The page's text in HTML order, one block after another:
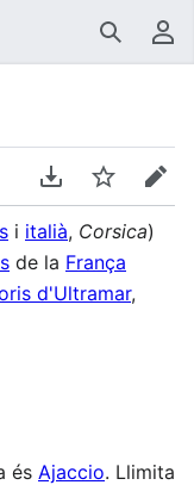
Buscar
Descarregar en
Vigilar
i italià, Corsica)
de la França
d'Ultramar,
és Ajaccio. Llimita